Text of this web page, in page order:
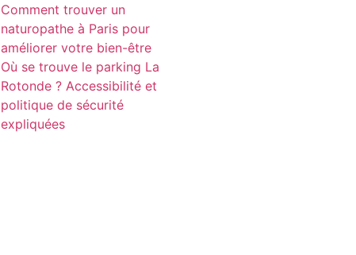
Comment trouver un
naturopathe à Paris pour
améliorer votre bien-être
Où se trouve le parking La
Rotonde ? Accessibilité et
politique de sécurité
expliquées